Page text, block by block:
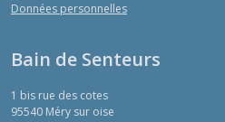
Données personnelles
Bain de Senteurs
1 bis rue des cotes
95540 Méry sur oise